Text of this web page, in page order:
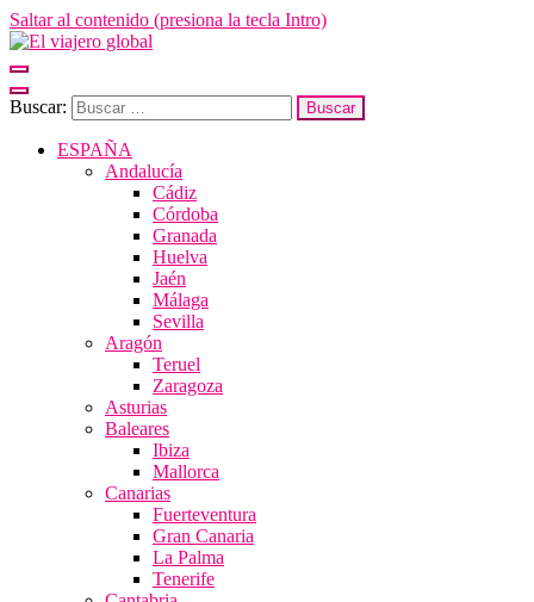
Saltar al contenido (presiona la tecla Intro)
forma sensorial, desde su música hasta su arquitectura o sus sabores
Buscar:
ESPAÑA
Andalucía
Cádiz
Córdoba
Granada
Huelva
Jaén
Málaga
Sevilla
Aragón
Teruel
Zaragoza
Asturias
Baleares
Ibiza
Mallorca
Canarias
Fuerteventura
Gran Canaria
La Palma
Tenerife